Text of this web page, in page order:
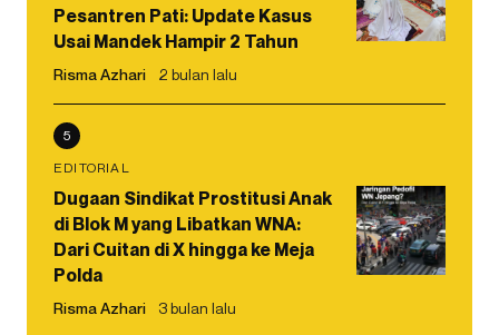
Pesantren Pati: Update Kasus
Usai Mandek Hampir 2 Tahun
Risma Azhari 2 bulan lalu
5
EDITORIAL
Dugaan Sindikat Prostitusi Anak
di Blok M yang Libatkan WNA:
Dari Cuitan di X hingga ke Meja
Polda
Risma Azhari 3 bulan lalu